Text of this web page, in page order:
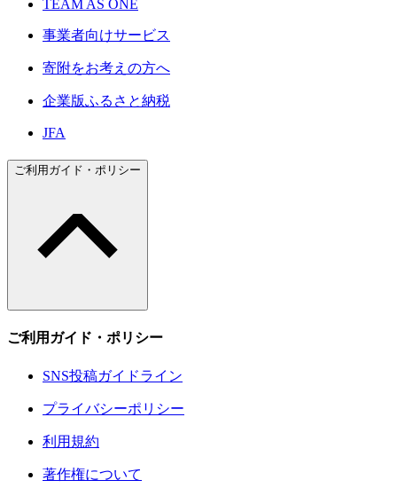
TEAM AS ONE
事業者向けサービス
寄附をお考えの方へ
企業版ふるさと納税
JFA
ご利用ガイド・ポリシー
ご利用ガイド・ポリシー
SNS投稿ガイドライン
プライバシーポリシー
利用規約
著作権について